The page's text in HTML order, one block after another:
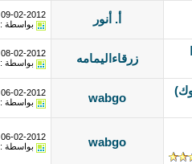
أ. أنور 09-02-2012
بواسطة :
زرقاءاليمامه 08-02-2012
بواسطة :
wabgo
06-02-2012
بواسطة :
wabgo
06-02-2012
بواسطة :